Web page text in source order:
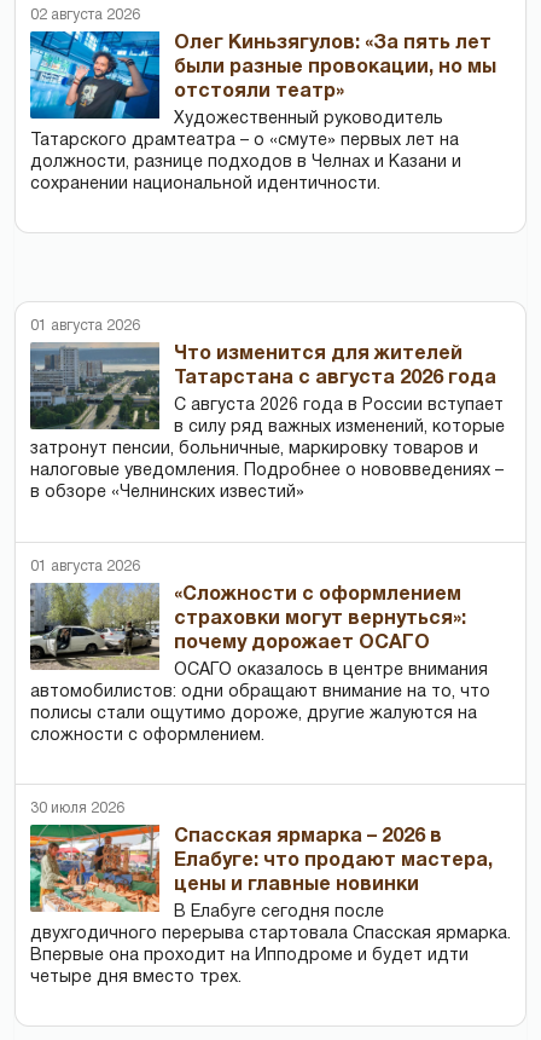
02 августа 2026
Олег Киньзягулов: «За пять лет
были разные провокации, но мы
отстояли театр»
Художественный руководитель
Татарского драмтеатра – о «смуте» первых лет на
должности, разнице подходов в Челнах и Казани и
сохранении национальной идентичности.
01 августа 2026
Что изменится для жителей
Татарстана с августа 2026 года
С августа 2026 года в России вступает
в силу ряд важных изменений, которые
затронут пенсии, больничные, маркировку товаров и
налоговые уведомления. Подробнее о нововведениях –
в обзоре «Челнинских известий»
01 августа 2026
«Сложности с оформлением
страховки могут вернуться»:
почему дорожает ОСАГО
ОСАГО оказалось в центре внимания
автомобилистов: одни обращают внимание на то, что
полисы стали ощутимо дороже, другие жалуются на
сложности с оформлением.
30 июля 2026
Спасская ярмарка – 2026 в
Елабуге: что продают мастера,
цены и главные новинки
В Елабуге сегодня после
двухгодичного перерыва стартовала Спасская ярмарка.
Впервые она проходит на Ипподроме и будет идти
четыре дня вместо трех.